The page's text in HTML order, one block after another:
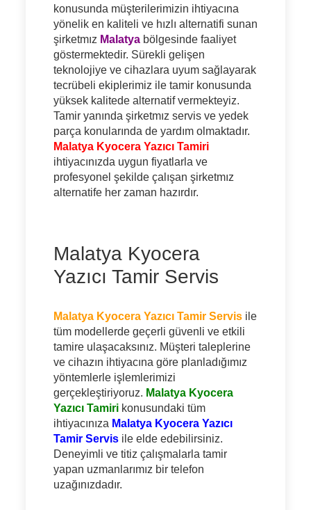
konusunda müşterilerimizin ihtiyacına
yönelik en kaliteli ve hızlı alternatifi sunan
şirketmız Malatyabölgesinde faaliyet
göstermektedir. Sürekli gelişen
teknolojiye ve cihazlara uyum sağlayarak
tecrübeli ekiplerimiz ile tamir konusunda
yüksek kalitede alternatif vermekteyiz.
Tamir yanında şirketmız servis ve yedek
parça konularında de yardım olmaktadır.
Malatya Kyocera Yazıcı Tamiri
ihtiyacınızda uygun fiyatlarla ve
profesyonel şekilde çalışan şirketmız
alternatife her zaman hazırdır.
Malatya Kyocera
Yazıcı Tamir Servis
Malatya Kyocera Yazıcı Tamir Servisile
tüm modellerde geçerli güvenli ve etkili
tamire ulaşacaksınız. Müşteri taleplerine
ve cihazın ihtiyacına göre planladığımız
yöntemlerle işlemlerimizi
gerçekleştiriyoruz. Malatya Kyocera
Yazıcı Tamirikonusundaki tüm
ihtiyacınıza Malatya Kyocera Yazıcı
Tamir Servis ile elde edebilirsiniz.
Deneyimli ve titiz çalışmalarla tamir
yapan uzmanlarımız bir telefon
uzağınızdadır.